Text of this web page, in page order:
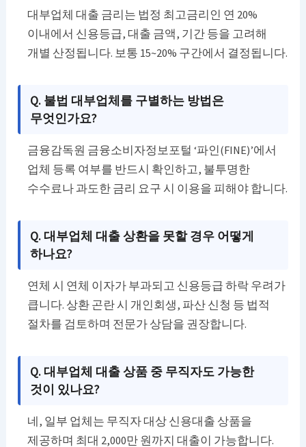
대부업체 대출 금리는 법정 최고금리인 연 20%
이내에서 신용등급, 대출 금액, 기간 등을 고려해
개별 산정됩니다. 보통 15~20% 구간에서 결정됩니다.
Q. 불법 대부업체를 구별하는 방법은
무엇인가요?
금융감독원 금융소비자정보포털 ‘파인(FINE)’에서
업체 등록 여부를 반드시 확인하고, 불투명한
수수료나 과도한 금리 요구 시 이용을 피해야 합니다.
Q. 대부업체 대출 상환을 못할 경우 어떻게
하나요?
연체 시 연체 이자가 부과되고 신용등급 하락 우려가
큽니다. 상환 곤란 시 개인회생, 파산 신청 등 법적
절차를 검토하며 전문가 상담을 권장합니다.
Q. 대부업체 대출 상품 중 무직자도 가능한
것이 있나요?
네, 일부 업체는 무직자 대상 신용대출 상품을
제공하며 최대 2,000만 원까지 대출이 가능합니다.